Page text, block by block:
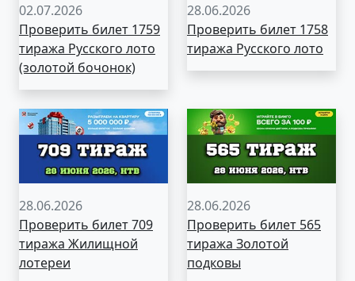
02.07.2026
Проверить билет 1759
тиража Русского лото
(золотой бочонок)
28.06.2026
Проверить билет 1758
тиража Русского лото
28.06.2026
Проверить билет 709
тиража Жилищной
лотереи
28.06.2026
Проверить билет 565
тиража Золотой
подковы